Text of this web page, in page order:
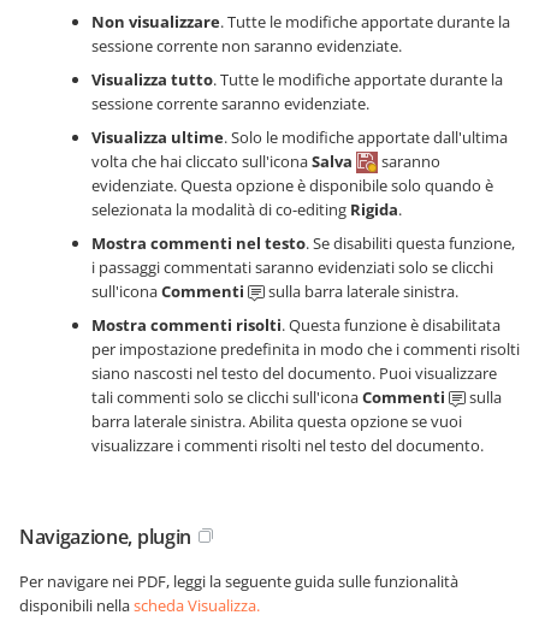
Non visualizzare. Tutte le modifiche apportate durante la
sessione corrente non saranno evidenziate.
Visualizza tutto. Tutte le modifiche apportate durante la
sessione corrente saranno evidenziate.
Visualizza ultime. Solo le modifiche apportate dall'ultima
volta che hai cliccato sull'iconaSalva
saranno
evidenziate. Questa opzione è disponibile solo quando è
selezionata la modalità di co-editing Rigida.
Mostra commenti nel testo. Se disabiliti questa funzione,
i passaggi commentati saranno evidenziati solo se clicchi
sull'iconaCommenti
sulla barra laterale sinistra.
Mostra commenti risolti. Questa funzione è disabilitata
per impostazione predefinita in modo che i commenti risolti
siano nascosti nel testo del documento. Puoi visualizzare
tali commenti solo se clicchi sull'iconaCommenti
sulla
barra laterale sinistra. Abilita questa opzione se vuoi
visualizzare i commenti risolti nel testo del documento.
Navigazione, plugin
Per navigare nei PDF, leggi la seguente guida sulle funzionalità
disponibili nellascheda Visualizza.